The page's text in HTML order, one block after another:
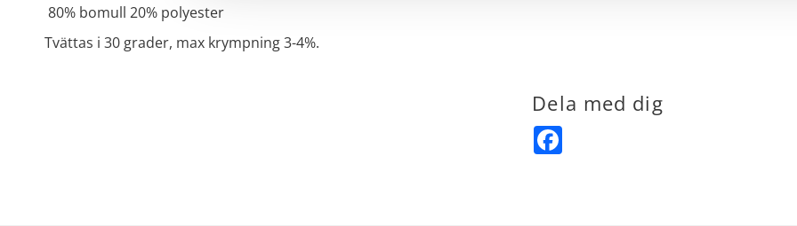
80% bomull 20% polyester
Tvättas i 30 grader, max krympning 3-4%.
Dela med dig